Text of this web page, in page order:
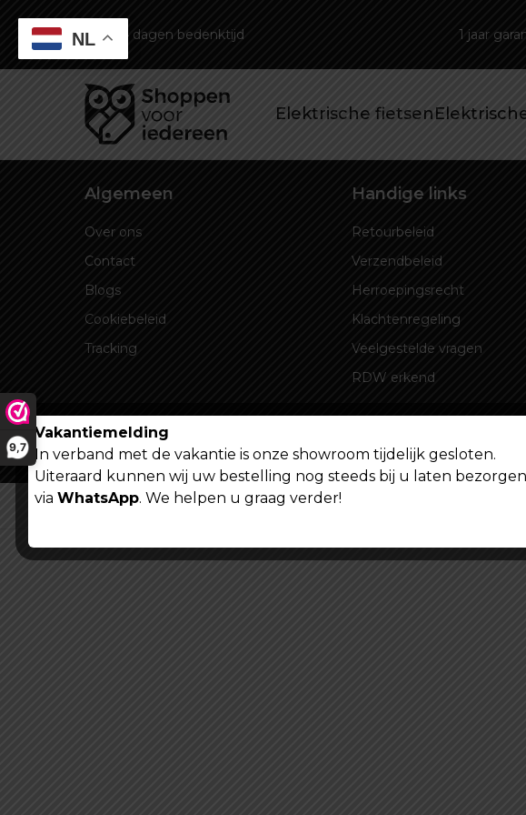
9,7
14 dagen bedenktijd 1 jaar
Elektrische fietsen
Algemeen
Over ons
Contact
Blogs
Cookiebeleid
Tracking
Handige links
Retourbeleid
Verzendbeleid
Herroepingsrecht
Klachtenregeling
Veelgestelde vragen
RDW erkend
Algemene voorwaardenPrivacy verklaring
NL
Vakantiemelding
In verband met de vakantie is onze showroom tijdelijk gesloten.
Uiteraard kunnen wij uw bestelling nog steeds bij u laten
via WhatsApp. We helpen u graag verder!